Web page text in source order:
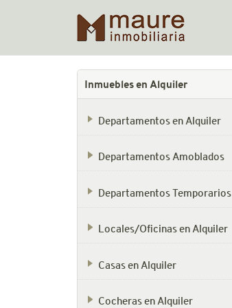
Inmuebles en Alquiler
Departamentos en Alquiler
Departamentos Amoblados
Departamentos Temporarios
Locales/Oficinas en Alquiler
Casas en Alquiler
Cocheras en Alquiler